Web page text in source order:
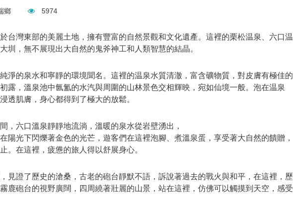
鄉 5974
台灣東部的美麗土地，擁有豐富的自然景觀和文化遺產。這裡的栗松温泉、六口温
圳，無不展現出大自然的鬼斧神工和人類智慧的結晶。
淨的泉水和寧靜的環境聞名。這裡的温泉水質清澈，富含礦物質，對皮膚有極佳的
露，溫泉池中氤氳的水汽與周圍的山林景色交相輝映，宛如仙境一般。泡在温泉
透肌膚，身心都得到了極大的放鬆。
，六口溫泉靜靜地流淌，溫暖的泉水從岩壁湧出，
陽光下閃爍著金色的光芒，遊客們在這裡泡腳、煮溫泉蛋，享受著大自然的饋贈，
。在這裡，疲憊的旅人得以舒展身心。
見證了歷史的滄桑，古老的砲台靜默不語，訴說著過去的戰火與和平，在這裡，歷
鹿砲台的視野廣闊，四周繞著壯麗的山景，站在這裡，仿佛可以觸摸到天空，感受